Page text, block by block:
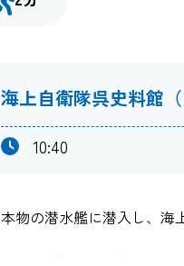
海上自衛隊呉史料館（
10:40
本物の潜水艦に潜入し、海